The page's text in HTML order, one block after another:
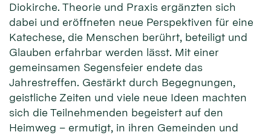
Diokirche. Theorie und Praxis ergänzten sich
dabei und eröffneten neue Perspektiven für eine
Katechese, die Menschen berührt, beteiligt und
Glauben erfahrbar werden lässt. Mit einer
gemeinsamen Segensfeier endete das
Jahrestreffen. Gestärkt durch Begegnungen,
geistliche Zeiten und viele neue Ideen machten
sich die Teilnehmenden begeistert auf den
Heimweg – ermutigt, in ihren Gemeinden und